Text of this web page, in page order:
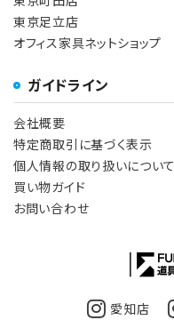
東京足立店
オフィス家具ネットショップ
ガイドライン
会社概要
特定商取引に基づく表示
個人情報の取り扱いについて
買い物ガイド
お問い合わせ
愛知店